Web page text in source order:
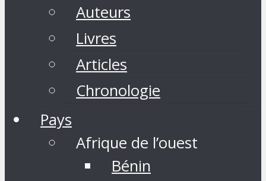
Auteurs
Livres
Articles
Chronologie
Pays
Afrique de l’ouest
Bénin